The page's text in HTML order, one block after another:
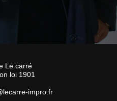
Le carré
loi 1901
impro.fr